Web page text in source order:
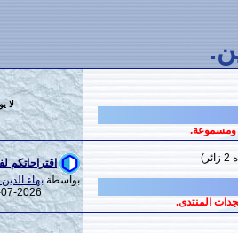
0
اقتراحاتكم لفتح أقسام جديدة...
بواسطةبهاء الدين شلبي
01:12 AM
49